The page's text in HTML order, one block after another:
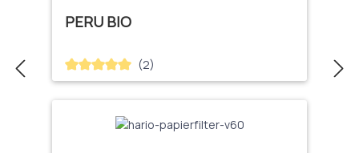
PERU BIO
Durchschnittliche Bewertung von 5 von 5 Sternen
(2)